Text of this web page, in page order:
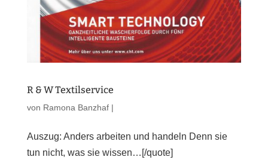
R & W Textilservice
von Ramona Banzhaf|
Auszug: Anders arbeiten und handeln Denn sie
tun nicht, was sie wissen…[/quote]